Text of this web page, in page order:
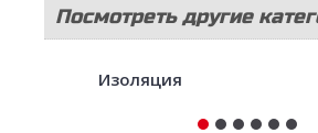
Посмотреть другие
Изоляция